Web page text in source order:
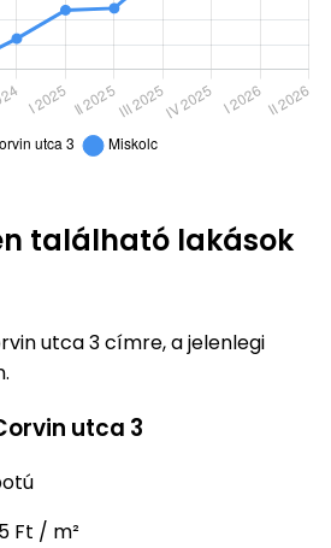
található lakások
utca 3 címre, a jelenlegi
utca 3
Ft / m²